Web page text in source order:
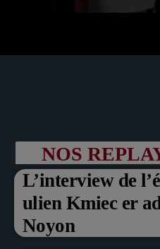
NOS
L’interview de
ulien Kmiec er
Noyon